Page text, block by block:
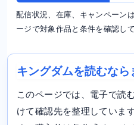
配信状況、在庫、キャンペーン
ージで対象作品と条件を確認し
キングダムを読むなら
このページでは、電子で読
けて確認先を整理していま